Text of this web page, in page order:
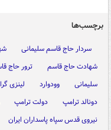
برچسب‌ها
سردار حاج قاسم سلیمانی
شهادت حاج قاسم
ترور حاج
سلیمانی
وودوارد لینزی
دونالد ترامپ
دولت ترامپ
نیروی قدس سپاه پاسداران ایران